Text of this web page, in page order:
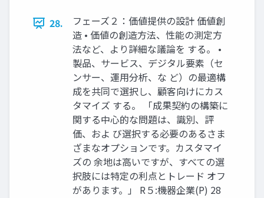
28.
フェーズ２：価値提供の設計 価値創
造 • 価値の創造方法、性能の測定方
法など、より詳細な議論を する。 •
製品、サービス、デジタル要素（セ
ンサー、運用分析、な ど）の最適構
成を共同で選択し、顧客向けにカス
タマイズ する。 「成果契約の構築に
関する中心的な問題は、識別、評
価、およ び選択する必要のあるさま
ざまなオプションです。カスタマイ
ズの 余地は高いですが、すべての選
択肢には特定の利点とトレード オフ
があります。」 R５:機器企業(P) 28